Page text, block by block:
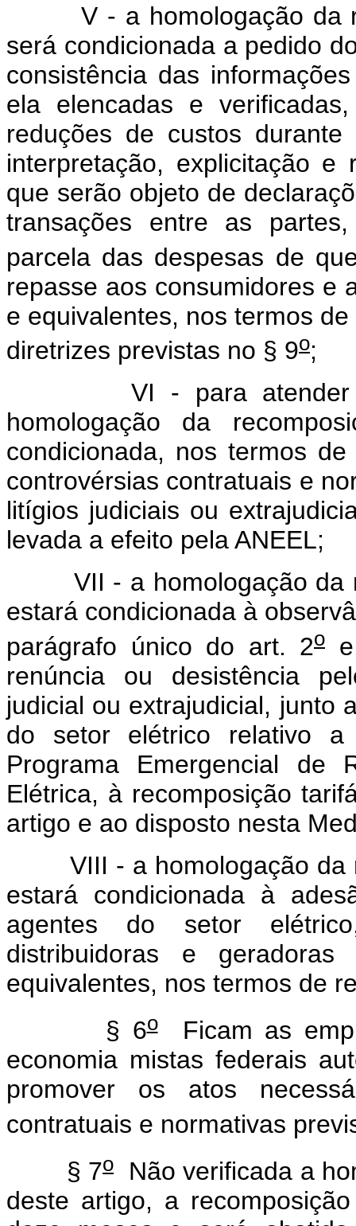
V - a homologação da
será condicionada a pedido
consistência das
ela elencadas e
reduções de custos
interpretação, explicitação e
que serão objeto de
transações entre as
parcela das despesas de
repasse aos consumidores e
e equivalentes, nos termos
diretrizes previstas no § 9o;
VI - para atender
homologação da
condicionada, nos termos
controvérsias contratuais e
litígios judiciais ou
levada a efeito pela ANEEL;
VII - a homologação da
estará condicionada à
parágrafo único do art. 2o
renúncia ou desistência
judicial ou extrajudicial, junto
do setor elétrico relativo
Programa Emergencial de
Elétrica, à recomposição
artigo e ao disposto nesta
VIII - a homologação da
estará condicionada à
agentes do setor
distribuidoras e
equivalentes, nos termos de
§ 6oFicam as
economia mistas federais
promover os atos
contratuais e normativas
§ 7o
Não verificada a
deste artigo, a